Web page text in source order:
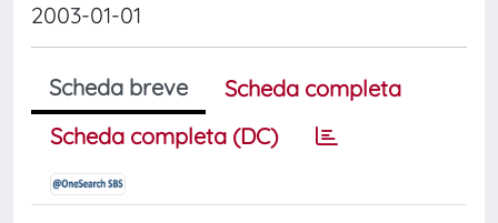
2003-01-01
Scheda breve
Scheda completa
Scheda completa (DC)